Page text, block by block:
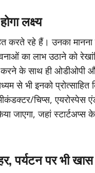
लक्ष्य
करते रहे हैं। उनका
का लाभ उठाने को
के साथ ही ओडीओपी
से भी इनको
चिप्स, एयरोस्पेस
जाएगा, जहां
पर्यटन पर भी खास